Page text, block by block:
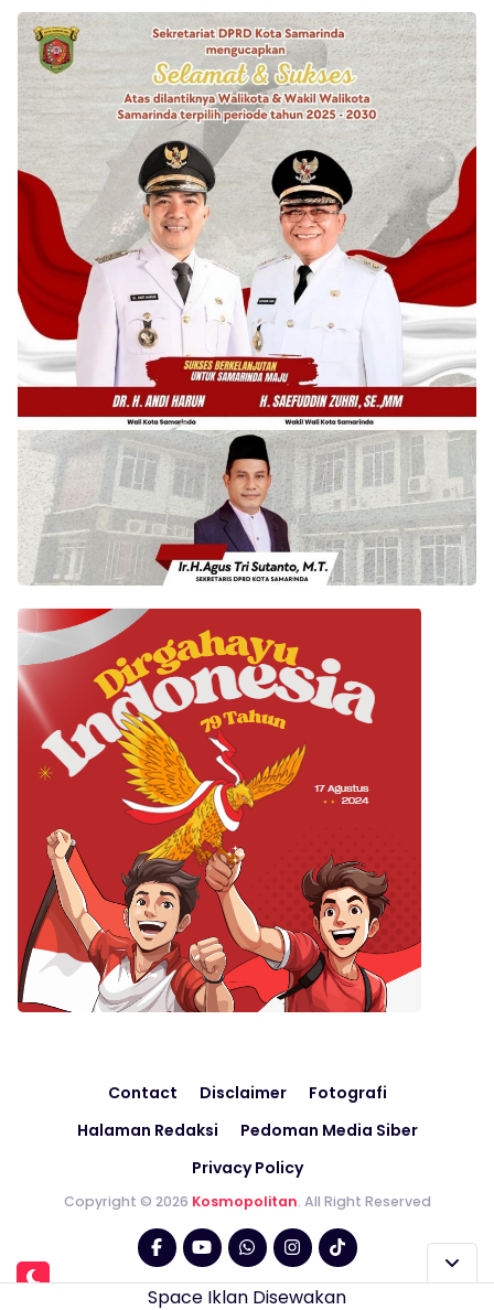
Contact Disclaimer
Fotografi
Halaman Redaksi
Pedoman Media Siber
Privacy Policy
Copyright © 2026 Kosmopolitan. All Right Reserved
Space Iklan Disewakan